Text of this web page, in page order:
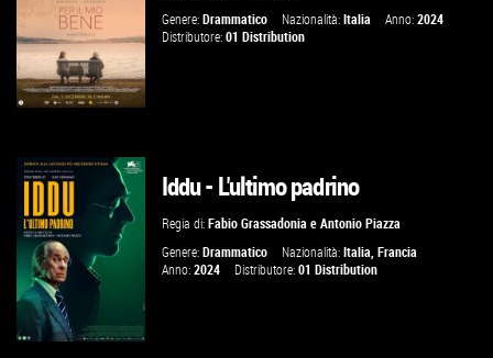
VAI ALLA SCHEDA
GUARDA IL TRAILER
VAI ALLA SCHEDA
Genere:Drammatico Nazionalità:Italia Anno:2024
Distributore:01 Distribution
Iddu - L'ultimo padrino
Regia di:Fabio Grassadonia eAntonio Piazza
Genere:Drammatico Nazionalità:Italia,Francia
Anno:2024 Distributore:01 Distribution